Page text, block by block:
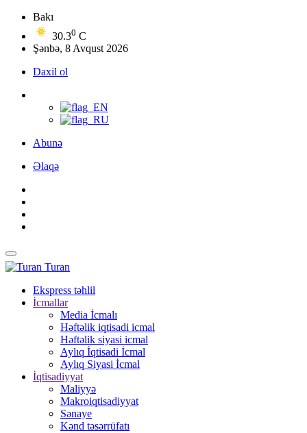
Bakı
30.30 C
Şənbə, 8 Avqust 2026
Daxil ol
Abunə
Əlaqə
Turan
Ekspress təhlil
İcmallar
Media İcmalı
Həftəlik iqtisadi icmal
Həftəlik siyasi icmal
Aylıq İqtisadi İcmal
Aylıq Siyasi İcmal
İqtisadiyyat
Maliyyə
Makroiqtisadiyyat
Sənaye
Kənd təsərrüfatı